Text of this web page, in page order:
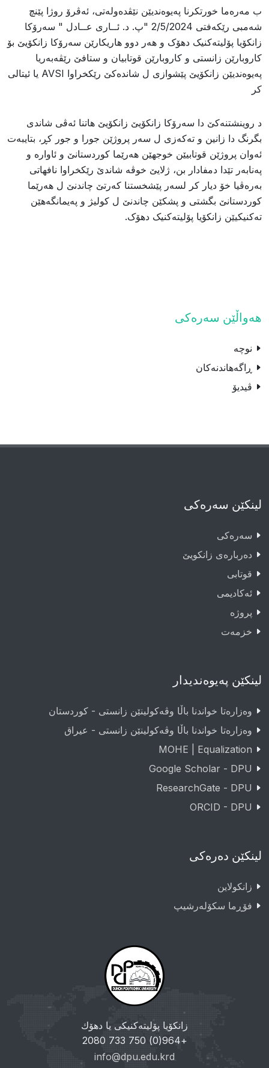
ب مەرەما خورتکرنا پەیوەندیێن نێڤدەولەتی، ئەڤرۆ روژا پێنچ
شەمبی رێکەفتی 2/5/2024 "پ. د. ئــاری عــادل " سەرۆکا
زانکۆیا پۆلیتەکنیک دهۆک و هەر دوو هاریکارێن سەرۆکا زانکۆیێ بۆ
کاروبارێن زانستی و کاروبارێن قوتابیان و ستافێ رێڤەبەریا
پەیوەندیێن زانکۆیێ پێشوازی ل شاندەکێ رێکخراوا AVSI یا ئیتالی
کر
د روینشتنەکێ دا سەرۆکا زانکۆیێ زانکۆیێ هاتنا ئەڤی شاندی
بگرنگ دا زانین و تەکەزی ل سەر پروژێن جورا و جور کڕ، بتایبەت
ئەوان پروژێن قوتابیێن خوجهێن هەرێما کوردستانێ و ئاوارە و
پەنابەر تێدا دمفادار بن، ژلایێ خوڤە شاندێ رێکخراوا نافهاتی
بەرەڤیا خۆ دیار کر لسەر پێشخستنا کەرتێ چاندنێ ل هەرێما
کوردستانێ بگشتی و پشکێن چاندنێ ل کولیژ و پەیمانگەهێن
تەکنیکیێن زانکۆیا پۆلیتەکنیک دهۆک.
هەواڵێن سەرەکی
نوچە
ڕاگەهاندنەکان
ڤیدیۆ
لینکێن سەرەکی
سەرەکى
دەربارەى زانکویێ
قوتابى
ئەکادیمى
پروژە
خزمەت
لینکێن پەیوەندیدار
وەزارەتا خواندنا باڵا وڤەکولینێن زانستی - کوردستان
وەزارەتا خواندنا باڵا وڤەکولینێن زانستی - عيراق
MOHE | Equalization
Google Scholar - DPU
ResearchGate - DPU
ORCID - DPU
لینکێن دەرەکی
زانکولاین
فۆڕما سکۆلەرشیپ
زانکۆیا پۆلیتەکنیکی یا دهۆك
+964(0) 750 733 2080
info@dpu.edu.krd